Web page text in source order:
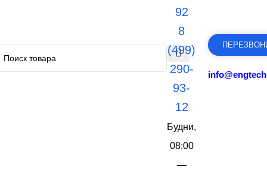
92
8
(499)
290-
93-
12
Будни,
08:00
—